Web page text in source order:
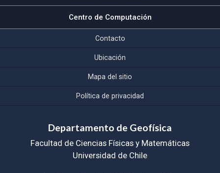
Centro de Computación
Contacto
Ubicación
Mapa del sitio
Política de privacidad
Departamento de Geofísica
Facultad de Ciencias Físicas y Matemáticas
Universidad de Chile